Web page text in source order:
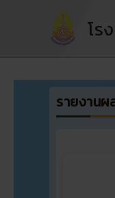
โร
รายงานผ